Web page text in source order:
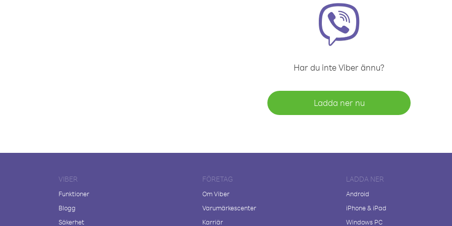
Har du inte Viber ännu?
Ladda ner nu
VIBER
Funktioner
Blogg
Säkerhet
FÖRETAG
Om Viber
Varumärkescenter
Karriär
LADDA NER
Android
iPhone & iPad
Windows PC